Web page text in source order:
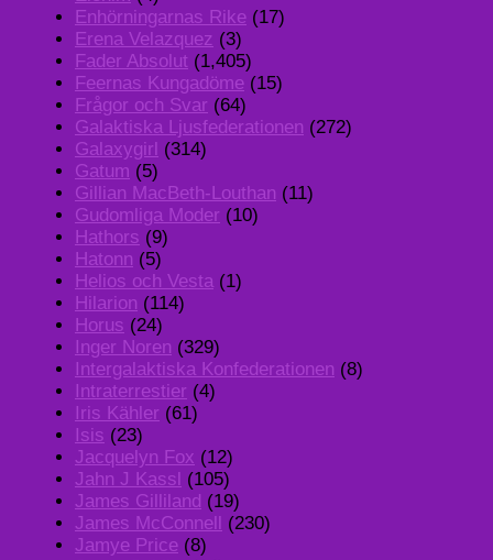
Enhörningarnas Rike (17)
Erena Velazquez (3)
Fader Absolut (1,405)
Feernas Kungadöme (15)
Frågor och Svar (64)
Galaktiska Ljusfederationen (272)
Galaxygirl (314)
Gatum (5)
Gillian MacBeth-Louthan (11)
Gudomliga Moder (10)
Hathors (9)
Hatonn (5)
Helios och Vesta (1)
Hilarion (114)
Horus (24)
Inger Noren (329)
Intergalaktiska Konfederationen (8)
Intraterrestier (4)
Iris Kähler (61)
Isis (23)
Jacquelyn Fox (12)
Jahn J Kassl (105)
James Gilliland (19)
James McConnell (230)
Jamye Price (8)